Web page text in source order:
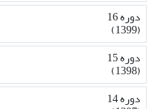
دوره 16
(1399)
دوره 15
(1398)
دوره 14